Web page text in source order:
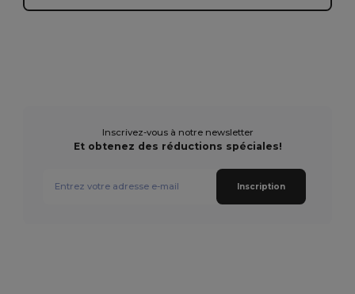
Inscrivez-vous à notre newsletter
Et obtenez des réductions spéciales!
Inscription